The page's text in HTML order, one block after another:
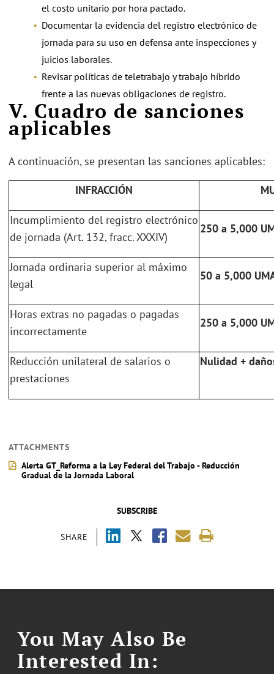
SUBSCRIBE
SHARE
el costo unitario por hora pactado.
Documentar la evidencia del registro electrónico de
jornada para su uso en defensa ante inspecciones y
juicios laborales.
Revisar políticas de teletrabajo y trabajo híbrido
frente a las nuevas obligaciones de registro.
V. Cuadro de sanciones
aplicables
A continuación, se presentan las sanciones aplicables:
INFRACCIÓN
Incumplimiento del registro electrónico
de jornada (Art. 132, fracc. XXXIV)
250 a 5,000
Jornada ordinaria superior al máximo
legal
50 a 5,000
Horas extras no pagadas o pagadas
incorrectamente
250 a 5,000
Reducción unilateral de salarios o
prestaciones
Nulidad +
ATTACHMENTS
Alerta GT_Reforma a la Ley Federal del Trabajo - Reducción
Gradual de la Jornada Laboral
You May Also Be
Interested In: